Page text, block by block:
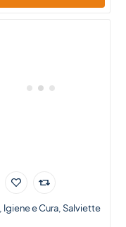
Igiene e Cura Salviette